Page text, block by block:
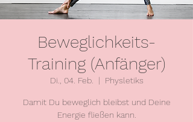
Beweglichkeits-
Training (Anfänger)
Di., 04. Feb.
  |
Physletiks
Damit Du beweglich bleibst und Deine
Energie fließen kann.